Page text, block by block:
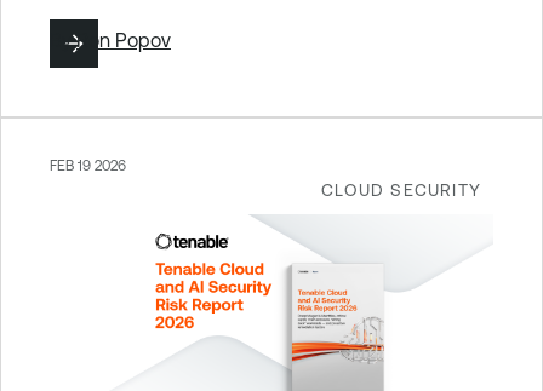
ByRon Popov
CLOUD SECURITY
FEB 19 2026